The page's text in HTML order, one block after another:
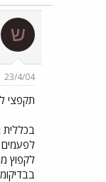
ש
23/4/04
תקפצי
לפעמים
לקפוץ